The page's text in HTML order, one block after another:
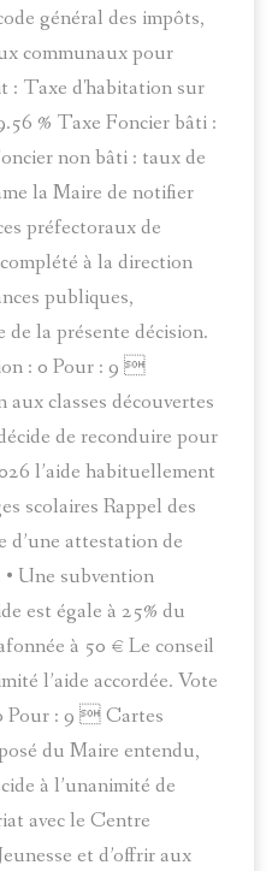
général des impôts,
communaux pour
: Taxe d'habitation sur
% Taxe Foncier bâti :
non bâti : taux de
la Maire de notifier
préfectoraux de
à la direction
publiques,
de la présente décision.
: 0 Pour : 9 
classes découvertes
de reconduire pour
l’aide habituellement
scolaires Rappel des
d’une attestation de
• Une subvention
est égale à 25% du
à 50 € Le conseil
l’aide accordée. Vote
Pour : 9  Cartes
du Maire entendu,
à l’unanimité de
avec le Centre
et d’offrir aux